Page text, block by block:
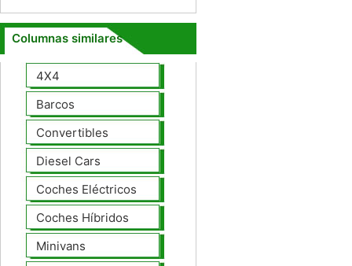
Columnas similares
4X4
Barcos
Convertibles
Diesel Cars
Coches Eléctricos
Coches Híbridos
Minivans